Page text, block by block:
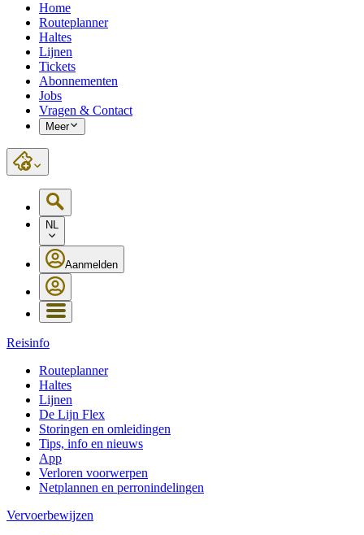
Home
Routeplanner
Haltes
Lijnen
Tickets
Abonnementen
Jobs
Vragen & Contact
Meer
NL
Aanmelden
Reisinfo
Routeplanner
Haltes
Lijnen
De Lijn Flex
Storingen en omleidingen
Tips, info en nieuws
App
Verloren voorwerpen
Netplannen en perronindelingen
Vervoerbewijzen